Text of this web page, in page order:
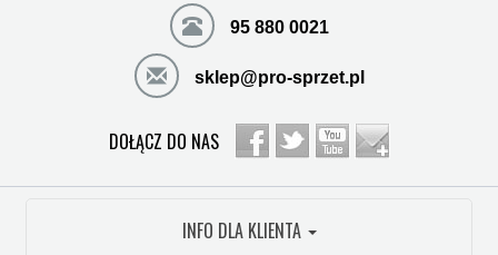
95 880 0021
sklep@pro-sprzet.pl
DOŁĄCZ DO NAS
INFO DLA KLIENTA